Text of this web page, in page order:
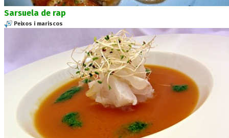
Sarsuela de rap
Peixos i mariscos